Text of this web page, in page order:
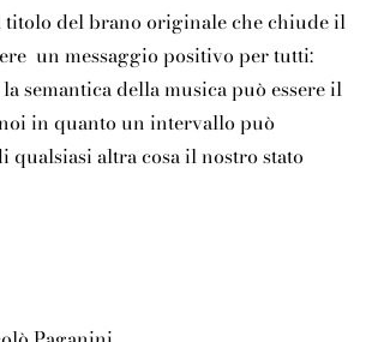
del brano originale che chiude il
un messaggio positivo per tutti:
semantica della musica può essere il
in quanto un intervallo può
altra cosa il nostro stato